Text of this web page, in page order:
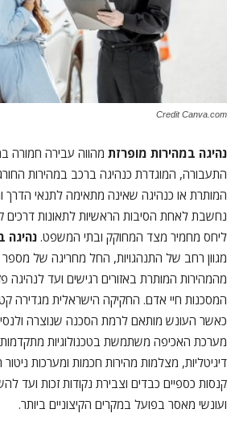
Credit Canva.com
נהיגה במהירות מופרזת מהווה עבירה חמורה
התעבורה, המוגדרת כנהיגה ברכב במהירות
המותרת או כנהיגה שאינה מתאימה לתנאי הדרך
נחשבת לאחת הסיבות הראשיות לתאונות דרכים
ליחס מחמיר מצד המחוקק ובתי המשפט. נהיגה
מגוון רחב של התנהגויות, החל מחריגה של
מהמהירות המותרת באזורים רגישים ועד לנהיגה
המסכנות חיי אדם. החקיקה הישראלית מגדירה
כאשר העונש מותאם לרמת הסכנה שנוצרה
מערכת האכיפה משתמשת בטכנולוגיות מתקדמות
דיגיטליות, מצלמות מהירות חכמות ומערכות ניטור
קנסות כספיים כבדים וצבירת נקודות זכות ועד
ועונשי מאסר בפועל במקרים הקיצוניים ביותר.